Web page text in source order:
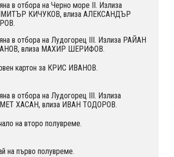
в отбора на Черно море II. Излиза
КИЧУКОВ, влиза АЛЕКСАНДЪР
в отбора на Лудогорец III. Излиза РАЙАН
влиза МАХИР ШЕРИФОВ.
картон за КРИС ИВАНОВ.
в отбора на Лудогорец III. Излиза
ХАСАН, влиза ИВАН ТОДОРОВ.
на второ полувреме.
на първо полувреме.